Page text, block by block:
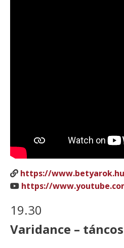
https://
https://
19.30
Varidance –